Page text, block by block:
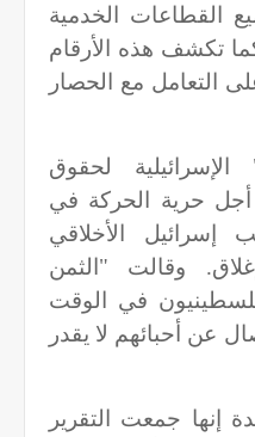
القطاعات الخدمية
تكشف هذه الأرقام
التعامل مع الحصار
لحقوق
حرية الحركة في
الأخلاقي
وقالت "الثمن
في الوقت
عن أحبائهم لا يقدر
إنها جمعت التقرير